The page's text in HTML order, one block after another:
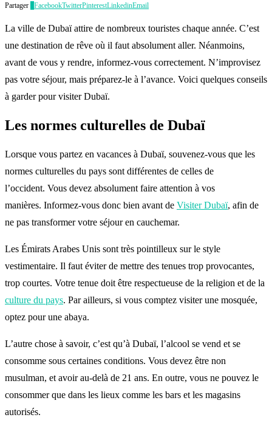
Partager FacebookTwitterPinterestLinkedinEmail
La ville de Dubaï attire de nombreux touristes chaque année. C’est
une destination de rêve où il faut absolument aller. Néanmoins,
avant de vous y rendre, informez-vous correctement. N’improvisez
pas votre séjour, mais préparez-le à l’avance. Voici quelques conseils
à garder pour visiter Dubaï.
Les normes culturelles de Dubaï
Lorsque vous partez en vacances à Dubaï, souvenez-vous que les
normes culturelles du pays sont différentes de celles de
l’occident. Vous devez absolument faire attention à vos
manières. Informez-vous donc bien avant de Visiter Dubaï, afin de
ne pas transformer votre séjour en cauchemar.
Les Émirats Arabes Unis sont très pointilleux sur le style
vestimentaire. Il faut éviter de mettre des tenues trop provocantes,
trop courtes. Votre tenue doit être respectueuse de la religion et de la
culture du pays. Par ailleurs, si vous comptez visiter une mosquée,
optez pour une abaya.
L’autre chose à savoir, c’est qu’à Dubaï, l’alcool se vend et se
consomme sous certaines conditions. Vous devez être non
musulman, et avoir au-delà de 21 ans. En outre, vous ne pouvez le
consommer que dans les lieux comme les bars et les magasins
autorisés.